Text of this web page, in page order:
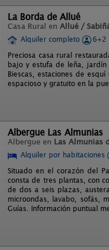
La Borda de Allué
Casa Rural en Allué /
Alquiler completo
6+2
Preciosa casa rural
bajo y estufa de leña, jardín
Biescas, estaciones de
espacioso y gratuito en la
Albergue Las Almunias
Albergue en Las Almunias
Alquiler por habitaciones
Situado en el corazón del
consta de tres plantas, con
de dos a seis plazas,
microondas, lavabo, sofás,
Guías. Información puntual